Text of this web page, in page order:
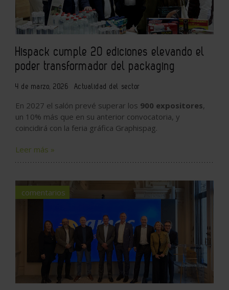
Hispack cumple 20 ediciones elevando el
poder transformador del packaging
4 de marzo, 2026 Actualidad del sector
En 2027 el salón prevé superar los 900 expositores,
un 10% más que en su anterior convocatoria, y
coincidirá con la feria gráfica Graphispag.
Leer más »
comentarios